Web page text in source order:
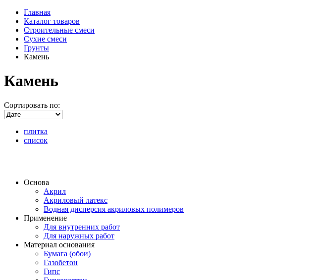
Главная
Каталог товаров
Строительные смеси
Сухие смеси
Грунты
Камень
Камень
Сортировать по:
плитка
список
Основа
Акрил
Акриловый латекс
Водная дисперсия акриловых полимеров
Применение
Для внутренних работ
Для наружных работ
Материал основания
Бумага (обои)
Газобетон
Гипс